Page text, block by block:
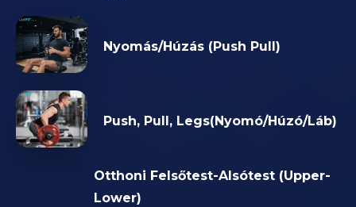
Nyomás/Húzás (Push Pull)
Push, Pull, Legs(Nyomó/Húzó/Láb)
Otthoni Felsőtest-Alsótest (Upper-
Lower)